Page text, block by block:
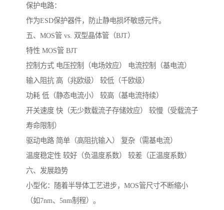
保护电路：
作为ESD保护器件，防止静电损坏敏感元件。
五、MOS管 vs. 双型晶体管（BJT）
特性 MOS管 BJT
控制方式 电压控制（电场效应） 电流控制（基电流）
输入阻抗 高（兆欧级） 较低（千欧级）
功耗 低（静态电流小） 较高（基电流持续）
开关速度 快（无少数载流子存储效应） 较慢（受载流子
寿命限制）
驱动电路 简单（高阻抗输入） 复杂（需基电流）
温度稳定性 较好（负温度系数） 较差（正温度系数）
六、发展趋势
小型化：随着半导体工艺进步，MOS管尺寸不断缩小
（如7nm、5nm制程）。